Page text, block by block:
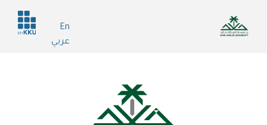
المحتوى
En
عربي
Header
services